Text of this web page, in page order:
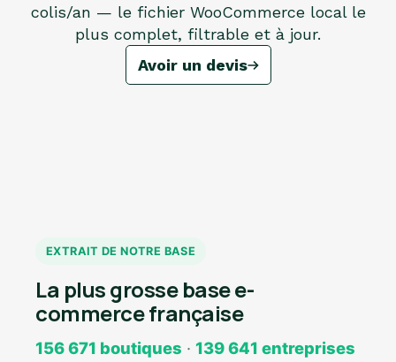
colis/an — le fichier WooCommerce local le
plus complet, filtrable et à jour.
Avoir un devis
EXTRAIT DE NOTRE BASE
La plus grosse base e-
commerce française
156 671 boutiques · 139 641 entreprises